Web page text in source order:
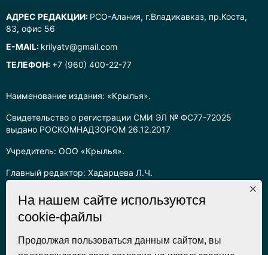
Наименование издания: «Крылья».
Свидетельство о регистрации СМИ ЭЛ № ФС77-72025
выдано РОСКОМНАДЗОРОМ 26.12.2017
Учредитель: ООО «Крылья».
Главный редактор: Хадарцева Л.Ч.
Информация на сайте предназначена для лиц старше 16 лет.
Все права на любые материалы, опубликованные на сайте,
защищены в соответствии с российским законодательством
об интеллектуальной собственности. Любое использование
текстовых, фото, аудио и видеоматериалов возможно только
АДРЕС РЕДАКЦИИ: РСО-Алания, г.Владикавказ, пр.Коста,
83, офис 56
E-MAIL: krilyatv@gmail.com
ТЕЛЕФОН: +7 (960) 400-22-77
На нашем сайте используются
cookie-файлы
Продолжая пользоваться данным сайтом, вы